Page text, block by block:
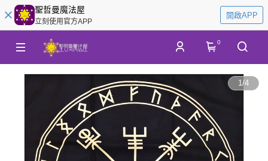
聖哲曼魔法屋
立刻使用官方APP
開啟APP
0
1/4